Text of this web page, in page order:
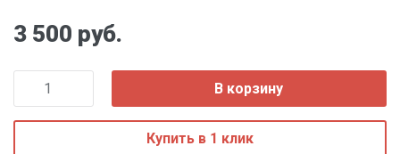
3 500 руб.
В корзину
Купить в 1 клик